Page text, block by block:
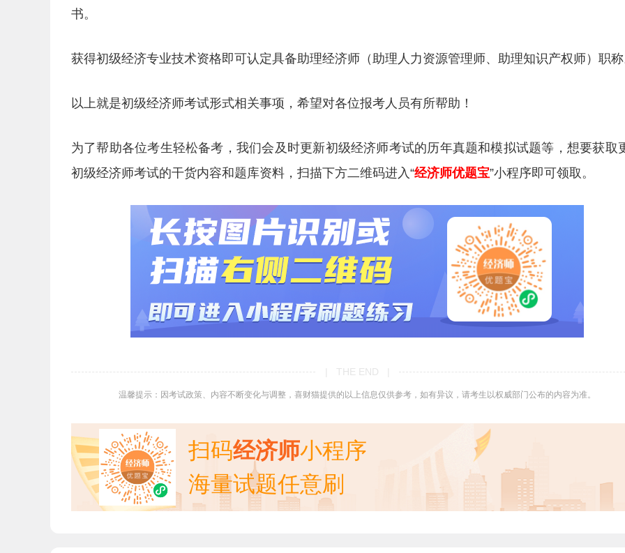
书。
获得初级经济专业技术资格即可认定具备助理经济师（助理人力资源管理师、助理知识产权师）职称
以上就是初级经济师考试形式相关事项，希望对各位报考人员有所帮助！
为了帮助各位考生轻松备考，我们会及时更新初级经济师考试的历年真题和模拟试题等，想要获取
初级经济师考试的干货内容和题库资料，扫描下方二维码进入“经济师优题宝”小程序即可领取。
| THE END |
温馨提示：因考试政策、内容不断变化与调整，喜财猫提供的以上信息仅供参考，如有异议，请考生以权威部门公布的内容为准。
扫码经济师小程序
海量试题任意刷